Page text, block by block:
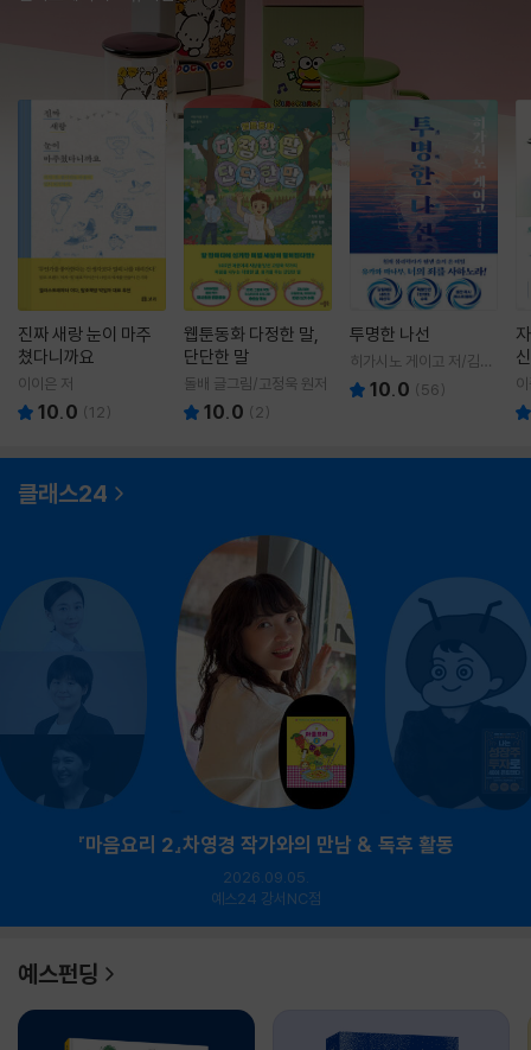
진짜 새랑 눈이 마주
쳤다니까요
이이은 저
10.0 (12)
웹툰동화 다정한 말,
단단한 말
돌배 글그림/고정욱 원저
10.0 ( 2)
투명한 나선
히가시노 게이고 저/김선
영 역10.0 (56)
클래스24
『마음요리 2』차영경 작가와의 만남 & 독후 활동
2026.09.05.
예스24 강서NC점
예스펀딩